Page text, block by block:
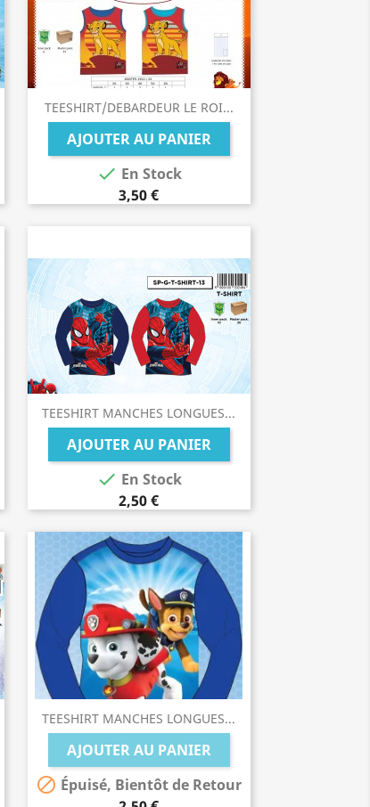
TEESHIRT/DEBARDEUR LE ROI...
AJOUTER AU PANIER
 En Stock
3,50 €
TEESHIRT MANCHES LONGUES...
AJOUTER AU PANIER
 En Stock
2,50 €
TEESHIRT MANCHES LONGUES...
AJOUTER AU PANIER
 Épuisé, Bientôt de Retour